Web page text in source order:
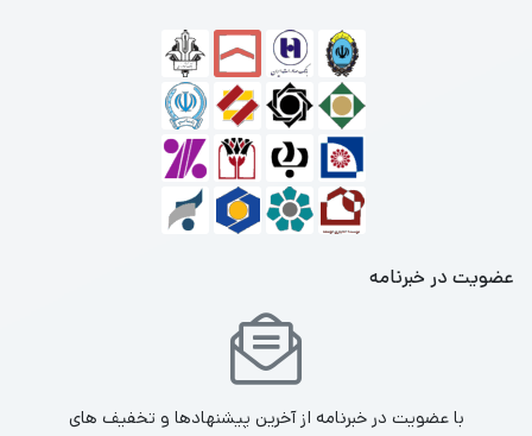
عضویت در خبرنامه
با عضویت در خبرنامه از آخرین پیشنهادها و تخفیف های